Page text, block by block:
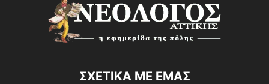
ΣΧΕΤΙΚΑ ΜΕ ΕΜΑΣ